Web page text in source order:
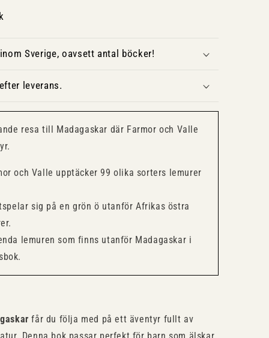
inom Sverige, oavsett antal böcker!
leverans.
resa till Madagaskar där Farmor och Valle
och Valle upptäcker 99 olika sorters lemurer
sig på en grön ö utanför Afrikas östra
lemuren som finns utanför Madagaskar i
får du följa med på ett äventyr fullt av